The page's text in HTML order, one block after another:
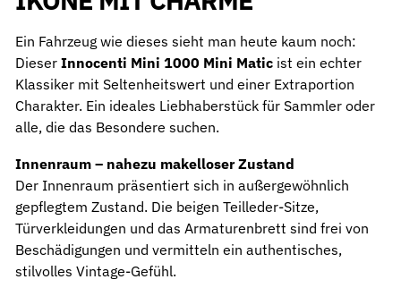
Ein Fahrzeug wie dieses sieht man heute kaum noch:
DieserInnocenti Mini 1000 Mini Matic ist ein echter
Klassiker mit Seltenheitswert und einer Extraportion
Charakter. Ein ideales Liebhaberstück für Sammler oder
alle, die das Besondere suchen.
Innenraum – nahezu makelloser Zustand
Der Innenraum präsentiert sich in außergewöhnlich
gepflegtem Zustand. Die beigen Teilleder-Sitze,
Türverkleidungen und das Armaturenbrett sind frei von
Beschädigungen und vermitteln ein authentisches,
stilvolles Vintage-Gefühl.